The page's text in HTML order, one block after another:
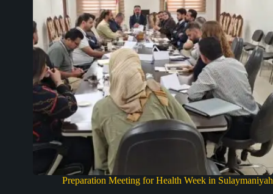
Preparation Meeting for Health Week in Sulaymaniyah